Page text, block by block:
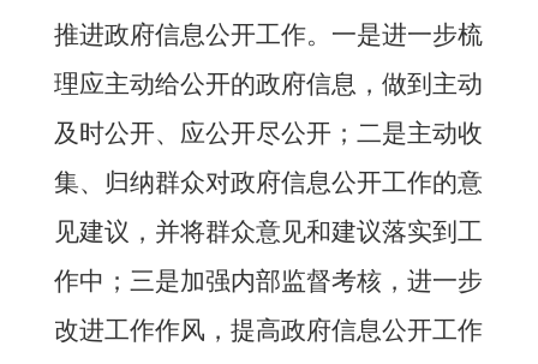
推进政府信息公开工作。 一是进一步梳
理应主动给公开的政府信息，做到主动
及时公开、应公开尽公开； 二是主动收
集、归纳群众对政府信息公开工作的意
见建议，并将群众意见和建议落实到工
作中； 三是加强内部监督考核，进一步
改进工作作风，提高政府信息公开工作